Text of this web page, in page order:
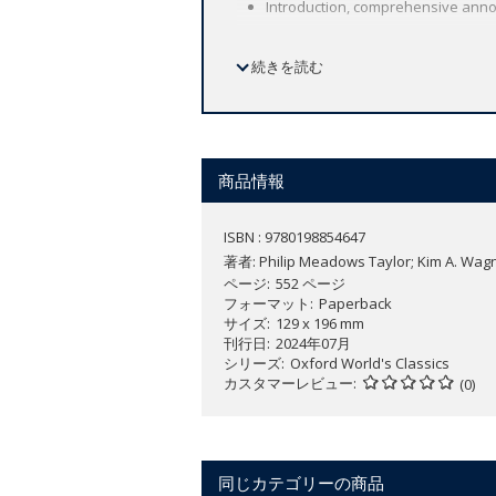
Introduction, comprehensive
'I fear that I have often wearied you
your end is answered; you have
Often overshadowed by Kipling's Kim
This was the first dramatic account to
strangled their victims and who have
Orientalist fantasy that is part
the making, revealing how the British
makes available a fascinating and
narrative.
続きを読む
商品情報
ISBN : 9780198854647
著者: Philip Meadows Taylor; Kim A.
ページ 552 ページ
フォーマット
Paperback
サイズ 129 x 196 mm
刊行日 2024年07月
シリーズ Oxford World's Classics
カスタマーレビュー
(0)
同じカテゴリーの商品